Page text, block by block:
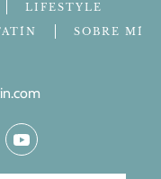
LIFESTYLE
SOBRE MÍ